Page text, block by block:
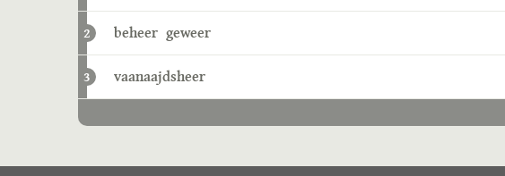
2 beheer geweer
3 vaanaajdsheer